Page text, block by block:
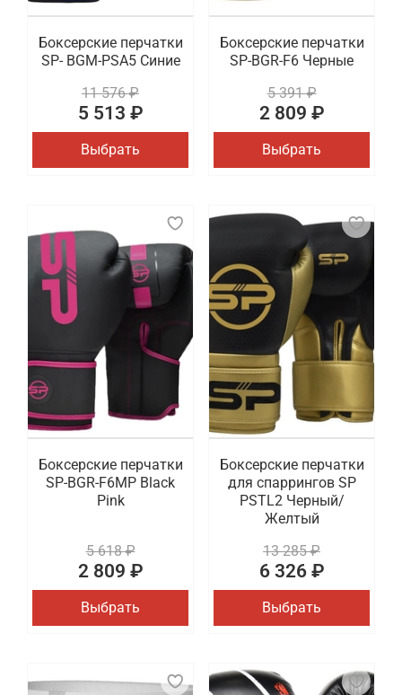
Боксерские перчатки
SP- BGM-PSA5 Синие
11 576 ₽
5 513 ₽
Выбрать
Боксерские перчатки
SP-BGR-F6 Черные
5 391 ₽
2 809 ₽
Выбрать
Боксерские перчатки
SP-BGR-F6MP Black
Pink
5 618 ₽
2 809 ₽
Выбрать
Боксерские перчатки
для спаррингов SP
PSTL2 Черный/
Желтый
13 285 ₽
6 326 ₽
Выбрать